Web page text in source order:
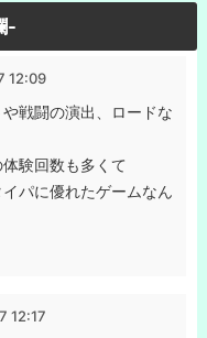
-
12:09
戦闘の演出、ロードな
験回数も多くて
パに優れたゲームなん
12:17